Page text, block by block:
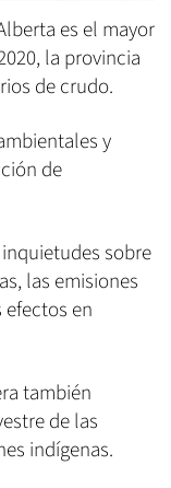
es el mayor
la provincia
de crudo.
y
de
sobre
las emisiones
efectos en
también
de las
indígenas.